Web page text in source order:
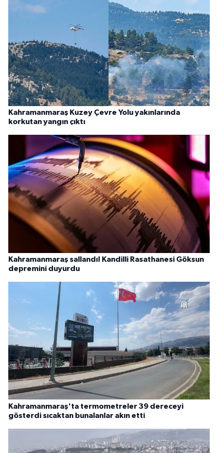
Kahramanmaraş Kuzey Çevre Yolu yakınlarında
korkutan yangın çıktı
Kahramanmaraş sallandı! Kandilli Rasathanesi Göksun
depremini duyurdu
Kahramanmaraş'ta termometreler 39 dereceyi
gösterdi sıcaktan bunalanlar akın etti